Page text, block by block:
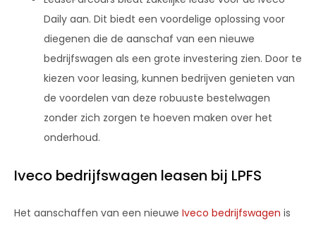
Daily aan. Dit biedt een voordelige oplossing voor
diegenen die de aanschaf van een nieuwe
bedrijfswagen als een grote investering zien. Door te
kiezen voor leasing, kunnen bedrijven genieten van
de voordelen van deze robuuste bestelwagen
zonder zich zorgen te hoeven maken over het
onderhoud.
Iveco bedrijfswagen leasen bij LPFS
Het aanschaffen van een nieuwe Iveco bedrijfswagen is